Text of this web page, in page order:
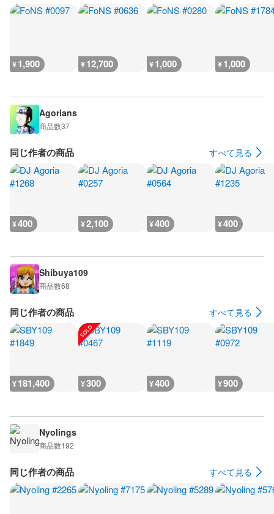
¥1,900 ¥12,700 ¥1,000 ¥1,000
Agorians
商品数37
同じ作者の商品 すべて見る
¥400 ¥2,100 ¥400 ¥400
Shibuya109
商品数68
同じ作者の商品 すべて見る
¥181,400 ¥300 ¥400 ¥900
Nyolings
商品数192
同じ作者の商品 すべて見る